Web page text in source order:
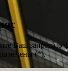
Ваш запрос по
(*).